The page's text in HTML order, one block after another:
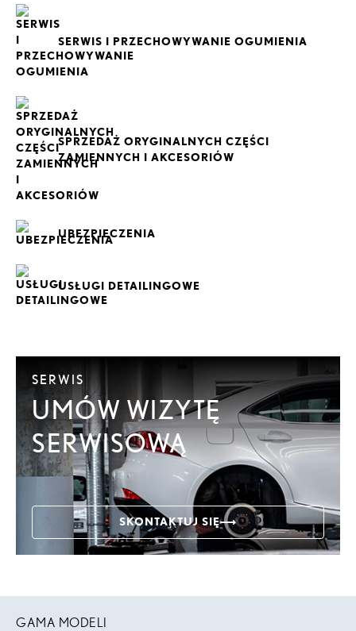
SERWIS I PRZECHOWYWANIE OGUMIENIA
SPRZEDAŻ ORYGINALNYCH CZĘŚCI
ZAMIENNYCH I AKCESORIÓW
UBEZPIECZENIA
USŁUGI DETAILINGOWE
SERWIS
UMÓW WIZYTĘ
SERWISOWĄ
SKONTAKTUJ SIĘ
GAMA MODELI